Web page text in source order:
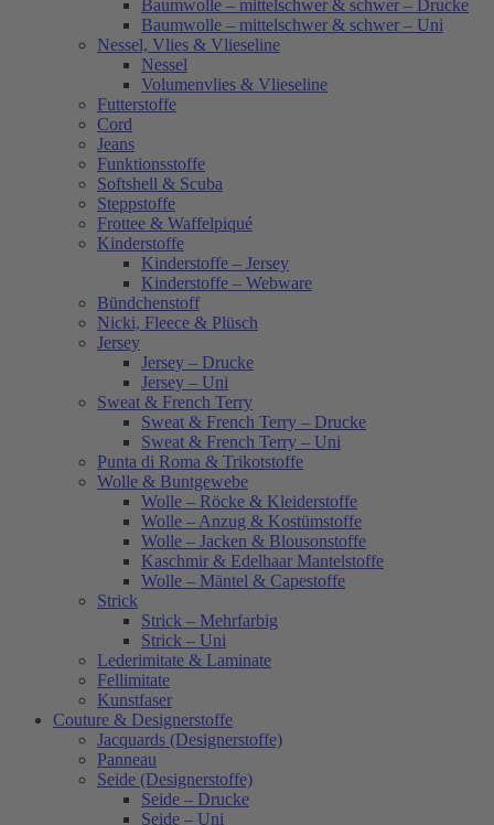
Baumwolle – mittelschwer & schwer – Drucke
Baumwolle – mittelschwer & schwer – Uni
Nessel, Vlies & Vlieseline
Nessel
Volumenvlies & Vlieseline
Futterstoffe
Cord
Jeans
Funktionsstoffe
Softshell & Scuba
Steppstoffe
Frottee & Waffelpiqué
Kinderstoffe
Kinderstoffe – Jersey
Kinderstoffe – Webware
Bündchenstoff
Nicki, Fleece & Plüsch
Jersey
Jersey – Drucke
Jersey – Uni
Sweat & French Terry
Sweat & French Terry – Drucke
Sweat & French Terry – Uni
Punta di Roma & Trikotstoffe
Wolle & Buntgewebe
Wolle – Röcke & Kleiderstoffe
Wolle – Anzug & Kostümstoffe
Wolle – Jacken & Blousonstoffe
Kaschmir & Edelhaar Mantelstoffe
Wolle – Mäntel & Capestoffe
Strick
Strick – Mehrfarbig
Strick – Uni
Lederimitate & Laminate
Fellimitate
Kunstfaser
Couture & Designerstoffe
Jacquards (Designerstoffe)
Panneau
Seide (Designerstoffe)
Seide – Drucke
Seide – Uni